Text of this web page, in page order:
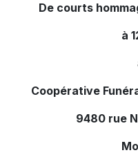
De courts
à
Coopérative
9480 rue